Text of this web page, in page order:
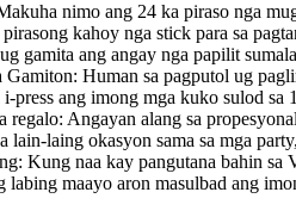
nimo ang 24 ka piraso nga
pirasong kahoy nga stick para sa
gamita ang angay nga papilit
Gamiton: Human sa pagputol ug
i-press ang imong mga kuko sulod
regalo: Angayan alang sa
lain-laing okasyon sama sa mga
Kung naa kay pangutana bahin sa
labing maayo aron masulbad ang